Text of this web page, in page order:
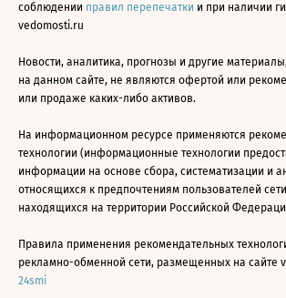
соблюдении правил перепечатки и при наличии
vedomosti.ru
Новости, аналитика, прогнозы и другие
на данном сайте, не являются офертой или
или продаже каких-либо активов.
На информационном ресурсе применяются
технологии (информационные технологии
информации на основе сбора, систематизации и
относящихся к предпочтениям пользователей
находящихся на территории Российской
Правила применения рекомендательных
рекламно-обменной сети, размещенных на сайте
24smi